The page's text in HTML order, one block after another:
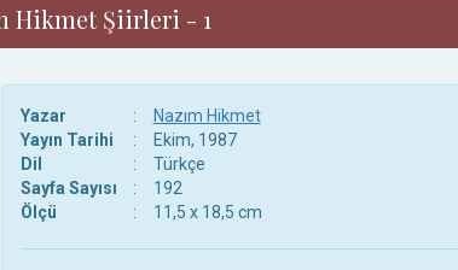
Hikmet Şiirleri - 1
Yazar :
Nazım Hikmet
Yayın Tarihi
:
Ekim, 1987
Dil
:
Türkçe
Sayfa Sayısı
:
192
Ölçü
: 11,5 x 18,5 cm